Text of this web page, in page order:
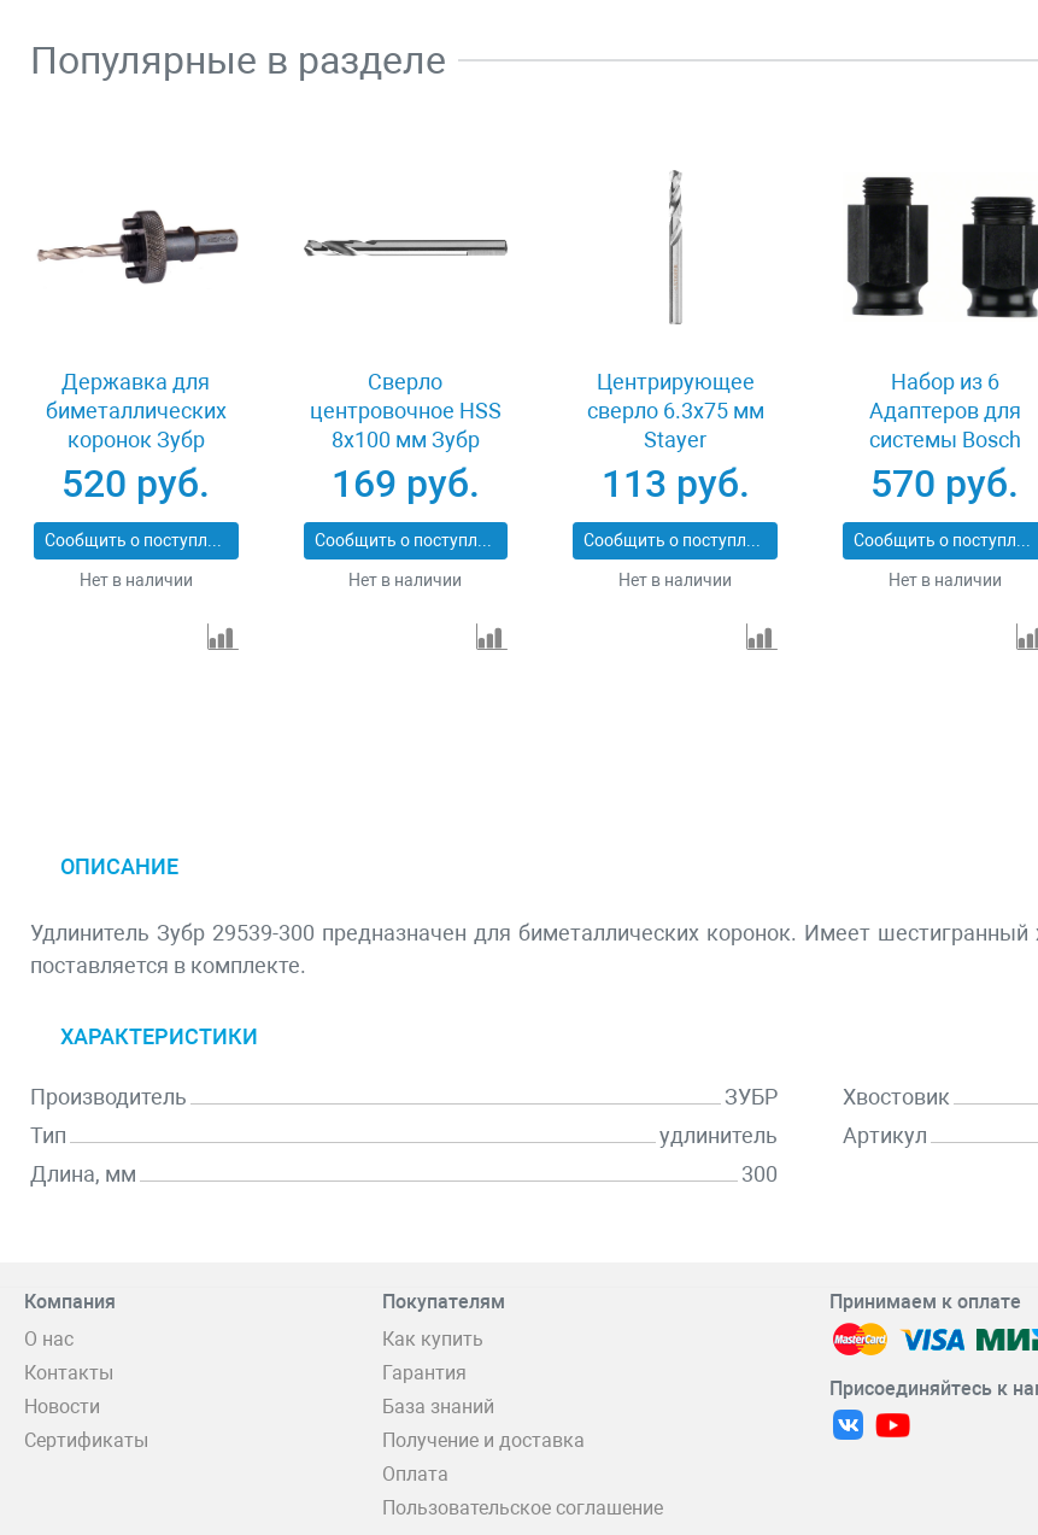
Популярные в разделе
Державка для
биметаллических
коронок Зубр
29534_z01
520 руб.
Сообщить о поступлении
Нет в наличии
Сверло
центровочное HSS
8х100 мм Зубр
ПРОФИ 29519
169 руб.
Сообщить о поступлении
Нет в наличии
Центрирующее
сверло 6.3x75 мм
Stayer
PROFESSIONAL
29552-06
113 руб.
Сообщить о поступлении
Нет в наличии
Набор из 6
Адаптеров для
системы Bosch
Power Change
2608584682
570 руб.
Сообщить о поступлении
Нет в наличии
ОПИСАНИЕ
Удлинитель Зубр 29539-300 предназначен для биметаллических коронок. Имеет
поставляется в комплекте.
ХАРАКТЕРИСТИКИ
Производитель
ЗУБР
Тип
удлинитель
Длина, мм
300
Хвостовик
Артикул
Компания
О нас
Контакты
Новости
Сертификаты
Покупателям
Как купить
Гарантия
База знаний
Получение и доставка
Оплата
Пользовательское соглашение
Принимаем к оплате
Присоединяйтесь к